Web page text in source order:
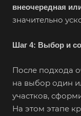
внеочередная
значительно
Шаг 4: Выбор и
После подхода
на выбор один
участков,
На этом этапе